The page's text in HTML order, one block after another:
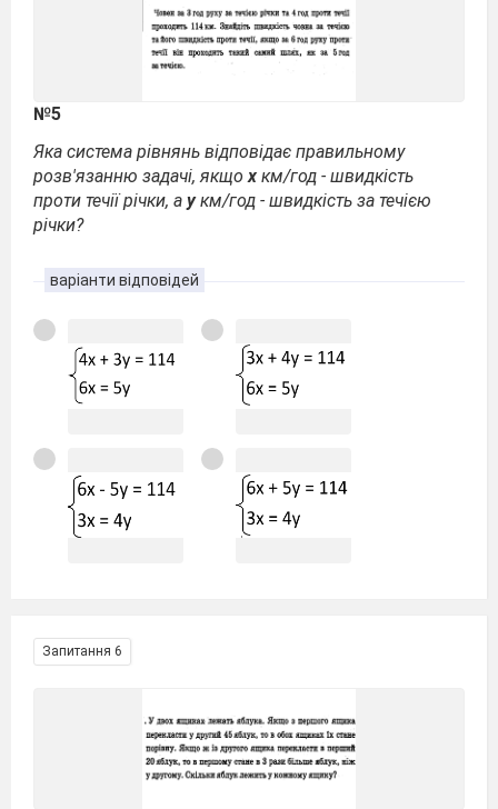
№5
Яка система рівнянь відповідає правильному
розв'язанню задачі, якщох км/год - швидкість
проти течії річки, а укм/год - швидкість за течією
річки?
варіанти відповідей
Запитання 6